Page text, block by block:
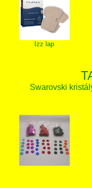
Izz lap
Swarovski